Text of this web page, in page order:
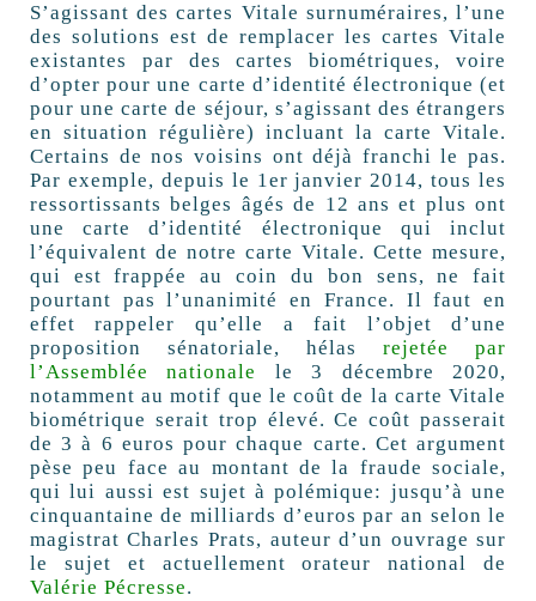
S’agissant des cartes Vitale surnuméraires, l’une
des solutions est de remplacer les cartes Vitale
existantes par des cartes biométriques, voire
d’opter pour une carte d’identité électronique (et
pour une carte de séjour, s’agissant des étrangers
en situation régulière) incluant la carte Vitale.
Certains de nos voisins ont déjà franchi le pas.
Par exemple, depuis le 1er janvier 2014, tous les
ressortissants belges âgés de 12 ans et plus ont
une carte d’identité électronique qui inclut
l’équivalent de notre carte Vitale. Cette mesure,
qui est frappée au coin du bon sens, ne fait
pourtant pas l’unanimité en France. Il faut en
effet rappeler qu’elle a fait l’objet d’une
proposition sénatoriale, hélasrejetée par
l’Assemblée nationale
le 3 décembre 2020,
notamment au motif que le coût de la carte Vitale
biométrique serait trop élevé. Ce coût passerait
de 3 à 6 euros pour chaque carte. Cet argument
pèse peu face au montant de la fraude sociale,
qui lui aussi est sujet à polémique: jusqu’à une
cinquantaine de milliards d’euros par an selon le
magistrat Charles Prats, auteur d’un ouvrage sur
le sujet et actuellement orateur national de
Valérie Pécresse.